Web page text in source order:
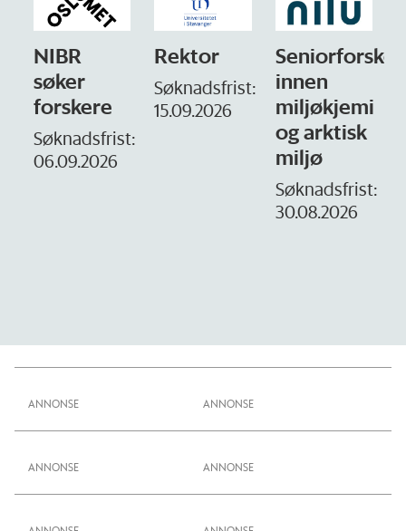
NIBR
søker
forskere
Søknadsfrist:
06.09.2026
Rektor
Søknadsfrist:
15.09.2026
Seniorforsker
innen
miljøkjemi
og arktisk
miljø
Søknadsfrist:
30.08.2026
ANNONSE
ANNONSE